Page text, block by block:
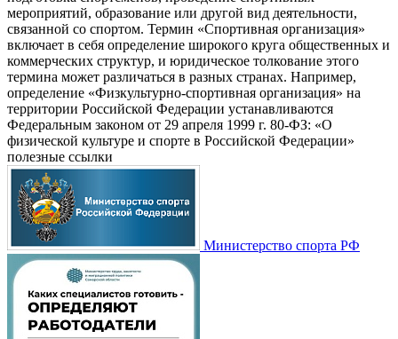
мероприятий, образование или другой вид деятельности,
связанной со спортом. Термин «Спортивная организация»
включает в себя определение широкого круга общественных и
коммерческих структур, и юридическое толкование этого
термина может различаться в разных странах. Например,
определение «Физкультурно-спортивная организация» на
территории Российской Федерации устанавливаются
Федеральным законом от 29 апреля 1999 г. 80-ФЗ: «О
физической культуре и спорте в Российской Федерации»
полезные ссылки
Министерство спорта РФ